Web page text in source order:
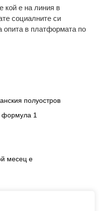
кой е на линия в
социалните си
опита в платформата по
полуостров
формула 1
месец е
не е наложил